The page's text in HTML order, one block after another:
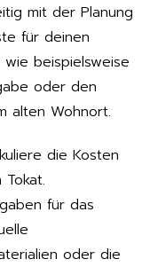
mit der Planung
für deinen
beispielsweise
oder den
alten Wohnort.
die Kosten
für das
oder die